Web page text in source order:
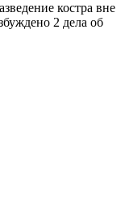
костра вне
2 дела об